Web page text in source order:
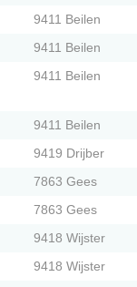
9411 Beilen
9411 Beilen
9411 Beilen
9411 Beilen
9419 Drijber
7863 Gees
7863 Gees
9418 Wijster
9418 Wijster